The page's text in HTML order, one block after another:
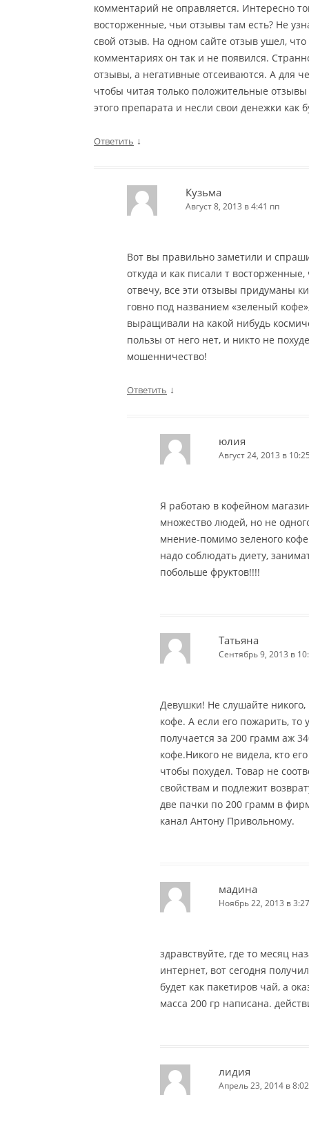
комментарий не оправляется. Интересно
восторженные, чьи отзывы там есть? Не
свой отзыв. На одном сайте отзыв ушел, что
комментариях он так и не появился.
отзывы, а негативные отсеиваются. А для
чтобы читая только положительные
этого препарата и несли свои денежки как
Ответить ↓
Кузьма
Август 8, 2013 в 4:41 пп
Вот вы правильно заметили и
откуда и как писали т
отвечу, все эти отзывы придуманы
говно под названием «зеленый
выращивали на какой нибудь
пользы от него нет, и никто не
мошенничество!
Ответить ↓
юлия
Август 24, 2013 в
Я работаю в кофейном
множество людей, но не
мнение-помимо зеленого
надо соблюдать диету,
побольше фруктов!!!!
Татьяна
Сентябрь 9, 2013 в
Девушки! Не слушайте
кофе. А если его пожарить, то
получается за 200 грамм аж
кофе.Никого не видела, кто
чтобы похудел. Товар не
свойствам и подлежит
две пачки по 200 грамм в
канал Антону Привольному.
мадина
Ноябрь 22, 2013 в
здравствуйте, где то месяц
интернет, вот сегодня
будет как пакетиров чай, а
масса 200 гр написана.
лидия
Апрель 23, 2014 в